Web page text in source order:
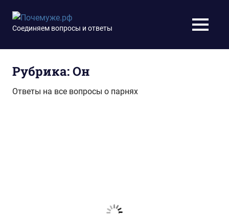
содержимому
Почемуже.рф
Соединяем вопросы и ответы МЕНЮ
Рубрика:Он
Ответы на все вопросы о парнях